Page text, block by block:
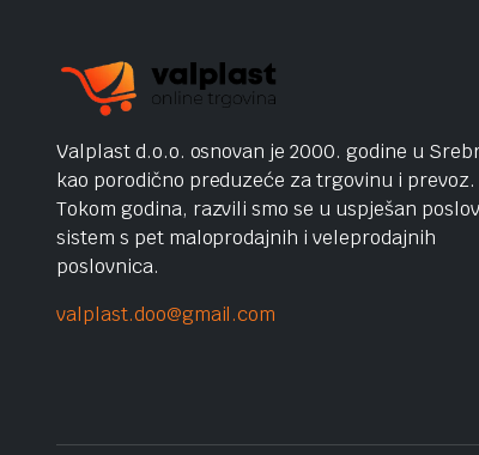
Valplast d.o.o. osnovan je 2000. godine u
kao porodično preduzeće za trgovinu i prevoz.
Tokom godina, razvili smo se u uspješan
sistem s pet maloprodajnih i veleprodajnih
poslovnica.
valplast.doo@gmail.com